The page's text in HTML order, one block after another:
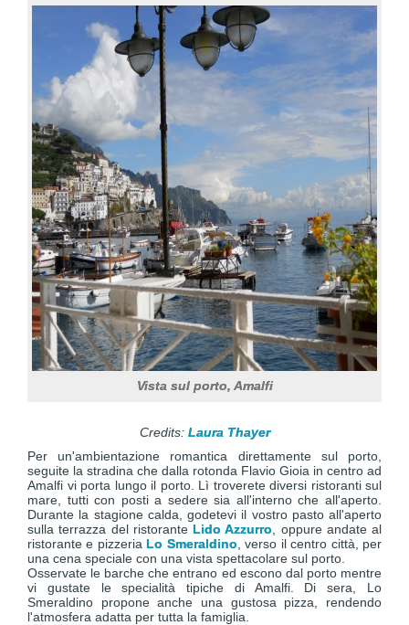
Vista sul porto, Amalfi
Credits: Laura Thayer
Per un'ambientazione romantica direttamente sul porto,
seguite la stradina che dalla rotonda Flavio Gioia in centro ad
Amalfi vi porta lungo il porto. Lì troverete diversi ristoranti sul
mare, tutti con posti a sedere sia all'interno che all'aperto.
Durante la stagione calda, godetevi il vostro pasto all'aperto
sulla terrazza del ristoranteLido Azzurro , oppure andate al
ristorante e pizzeriaLo Smeraldino , verso il centro città, per
una cena speciale con una vista spettacolare sul porto.
Osservate le barche che entrano ed escono dal porto mentre
vi gustate le specialità tipiche di Amalfi. Di sera, Lo
Smeraldino propone anche una gustosa pizza, rendendo
l'atmosfera adatta per tutta la famiglia.